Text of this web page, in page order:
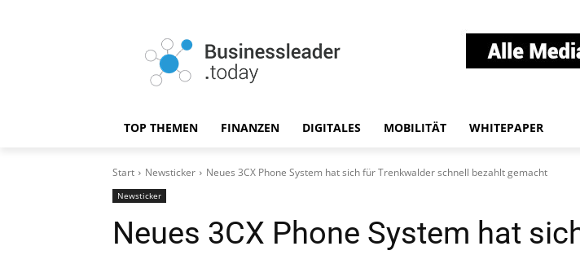
TOP THEMEN FINANZEN DIGITALES MOBILITÄT WHITEPAPER
Start Newsticker Neues 3CX Phone System hat sich für Trenkwalder schnell bezahlt gemacht
Newsticker
Neues 3CX Phone System hat